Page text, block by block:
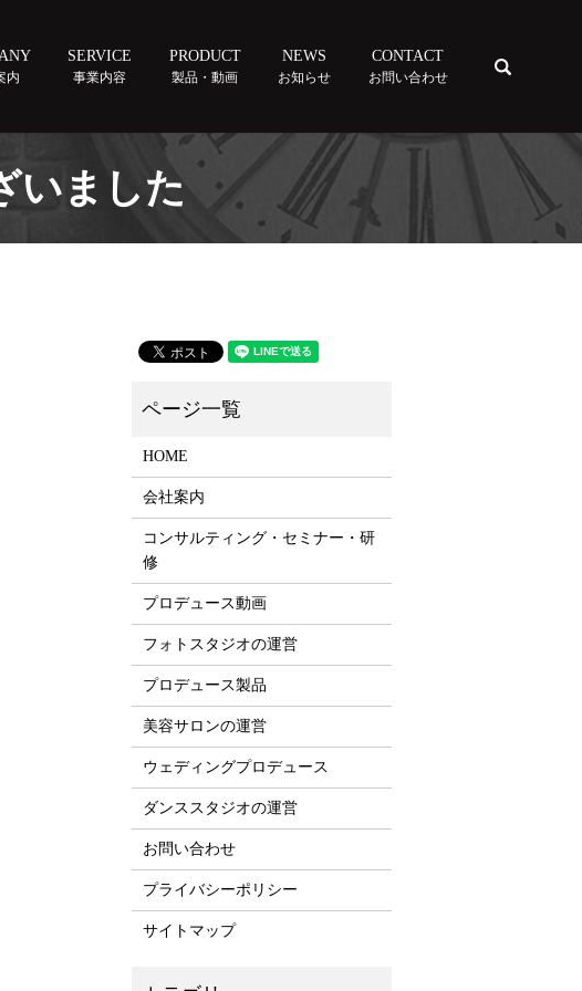
内
SERVICE
事業内容
PRODUCT
製品・動画
NEWS
お知らせ
CONTACT
お問い合わせ
いました
HOME
会社案内
コンサルティング・セミナー・研
修
プロデュース動画
フォトスタジオの運営
プロデュース製品
美容サロンの運営
ウェディングプロデュース
ダンススタジオの運営
お問い合わせ
プライバシーポリシー
サイトマップ